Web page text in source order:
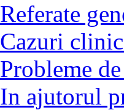
Referate
Cazuri
Probleme
In ajutorul